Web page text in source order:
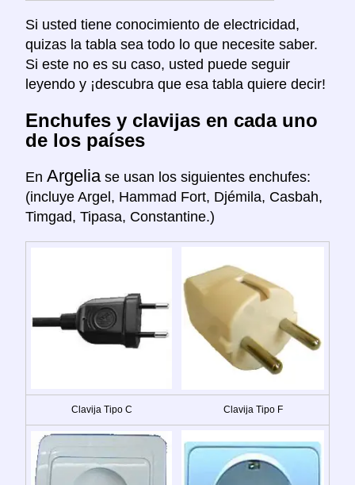
Si usted tiene conocimiento de electricidad,
quizas la tabla sea todo lo que necesite saber.
Si este no es su caso, usted puede seguir
leyendo y ¡descubra que esa tabla quiere decir!
Enchufes y clavijas en cada uno
de los países
En Argelia se usan los siguientes enchufes:
(incluye Argel, Hammad Fort, Djémila, Casbah,
Timgad, Tipasa, Constantine.)
Clavija Tipo C Clavija Tipo F